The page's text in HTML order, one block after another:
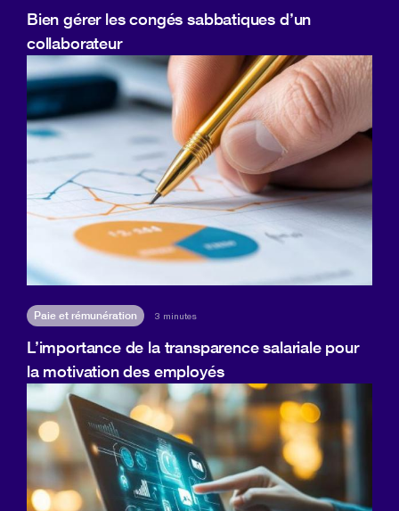
Bien gérer les congés sabbatiques d’un
collaborateur
Paie et rémunération 3 minutes
L’importance de la transparence salariale pour
la motivation des employés